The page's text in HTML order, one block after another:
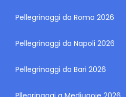
Pellegrinaggi da Roma 2026
Pellegrinaggi da Napoli 2026
Pellegrinaggi da Bari 2026